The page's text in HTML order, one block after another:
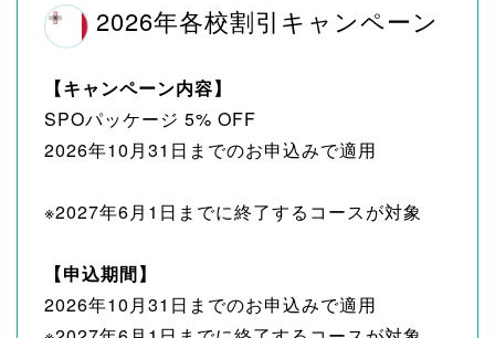
2026年各校割引キャンペーン
【キャンペーン内容】
SPOパッケージ 5% OFF
2026年10月31日までのお申込みで適用
※2027年6月1日までに終了するコースが対象
【申込期間】
2026年10月31日までのお申込みで適用